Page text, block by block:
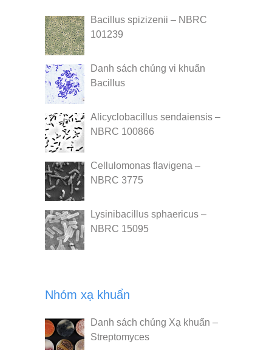
Bacillus spizizenii – NBRC
101239
Danh sách chủng vi khuẩn
Bacillus
Alicyclobacillus sendaiensis –
NBRC 100866
Cellulomonas flavigena –
NBRC 3775
Lysinibacillus sphaericus –
NBRC 15095
Nhóm xạ khuẩn
Danh sách chủng Xạ khuẩn –
Streptomyces